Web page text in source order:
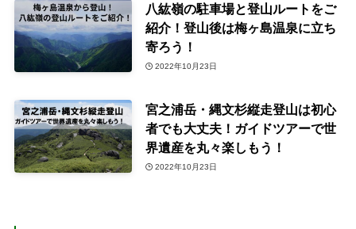
八紘嶺の駐車場と登山ルートをご
紹介！登山後は梅ヶ島温泉に立ち
寄ろう！
2022年10月23日
宮之浦岳・縄文杉縦走登山は初心
者でも大丈夫！ガイドツアーで世
界遺産を丸々楽しもう！
2022年10月23日